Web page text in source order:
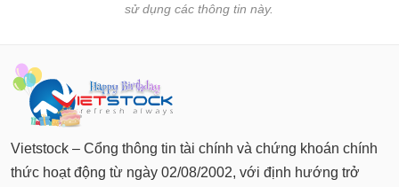
sử dụng các thông tin này.
Vietstock – Cổng thông tin tài chính và chứng khoán chính
thức hoạt động từ ngày 02/08/2002, với định hướng trở